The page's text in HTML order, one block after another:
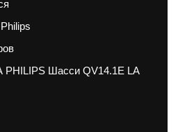
Шасси QV14.1E LA